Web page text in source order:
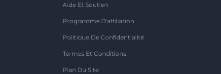
Aide Et Soutien
Programme D'affiliation
Politique De Confidentialité
Termes Et Conditions
Plan Du Site